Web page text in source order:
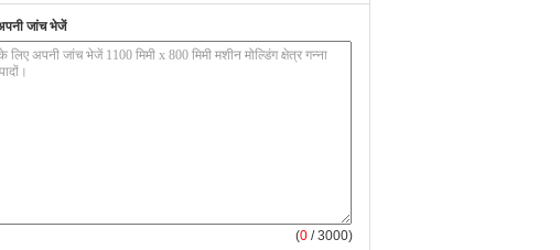
जांच भेजें
(0 / 3000)